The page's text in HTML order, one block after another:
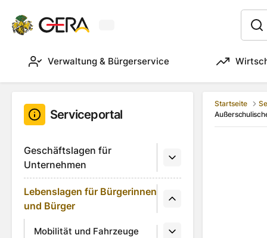
Verwaltung & Bürgerservice
Serviceportal
Geschäftslagen für
Unternehmen
Lebenslagen für Bürgerinnen
und Bürger
Mobilität und Fahrzeuge
Startseite